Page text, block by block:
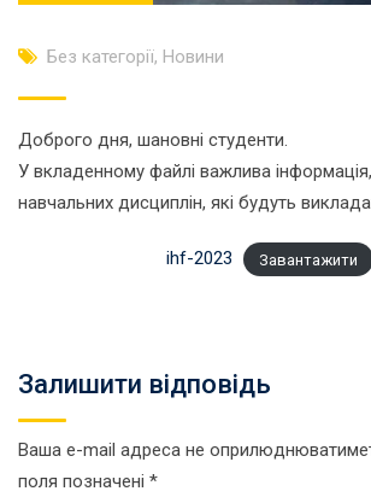
Без категорії, Новини
Доброго дня, шановні студенти.
У вкладенному файлі важлива
навчальних дисциплін, які будуть
ihf-2023 Завантажити
Залишити відповідь
Ваша e-mail адреса не
поля позначені *